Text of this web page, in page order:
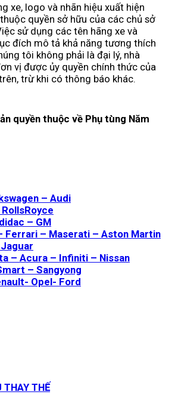
xe, logo và nhãn hiệu xuất hiện
quyền sở hữu của các chủ sở
sử dụng các tên hãng xe và
đích mô tả khả năng tương thích
tôi không phải là đại lý, nhà
vị được ủy quyền chính thức của
trừ khi có thông báo khác.
quyền thuộc về Phụ tùng Năm
– Audi
– GM
Ferrari – Maserati – Aston Martin
– Acura – Infiniti – Nissan
– Sangyong
Opel- Ford
THAY THẾ